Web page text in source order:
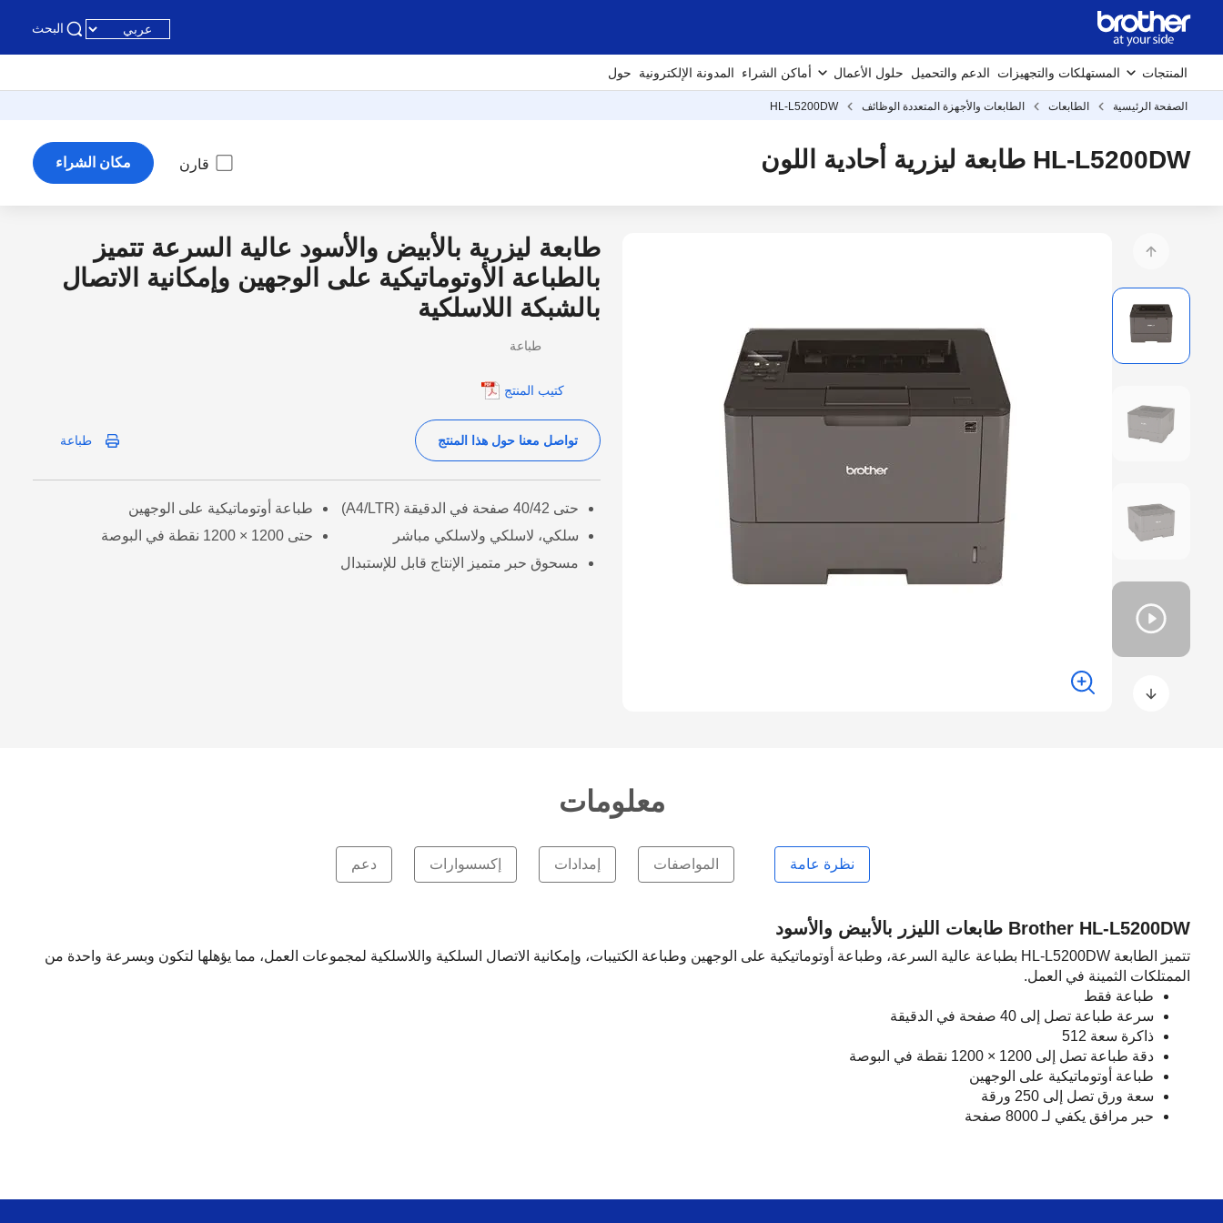
البحث
المنتجات المستهلكات والتجهيزات الدعم والتحميل حلول الأعمال أماكن الشراء المدونة الإلكترونية حول
الصفحة الرئيسية الطابعات الطابعات والأجهزة المتعددة الوظائف HL-L5200DW
HL-L5200DW طابعة ليزرية أحادية اللون قارن مكان الشراء
طابعة ليزرية بالأبيض والأسود عالية السرعة تتميز
بالطباعة الأوتوماتيكية على الوجهين وإمكانية الاتصال
بالشبكة اللاسلكية
طباعة
كتيب المنتج
تواصل معنا حول هذا المنتج طباعة
حتى 40/42 صفحة في الدقيقة (A4/LTR)
طباعة أوتوماتيكية على الوجهين
سلكي، لاسلكي ولاسلكي مباشر
حتى 1200 × 1200 نقطة في البوصة
مسحوق حبر متميز الإنتاج قابل للإستبدال
معلومات
نظرة عامة المواصفات إمدادات إكسسوارات دعم
Brother HL-L5200DW طابعات الليزر بالأبيض والأسود
تتميز الطابعة HL-L5200DW بطباعة عالية السرعة، وطباعة أوتوماتيكية على الوجهين وطباعة الكتيبات، وإمكانية الاتصال السلكية واللاسلكية لمجموعات العمل، مما يؤهلها لتكون وبسرعة واحدة من
الممتلكات الثمينة في العمل.
طباعة فقط
سرعة طباعة تصل إلى 40 صفحة في الدقيقة
ذاكرة سعة 512
دقة طباعة تصل إلى 1200 × 1200 نقطة في البوصة
طباعة أوتوماتيكية على الوجهين
سعة ورق تصل إلى 250 ورقة
حبر مرافق يكفي لـ 8000 صفحة